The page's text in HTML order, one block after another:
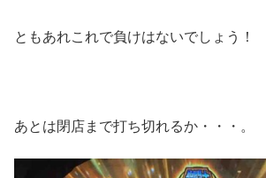
ともあれこれで負けはないでしょう！
あとは閉店まで打ち切れるか・・・。